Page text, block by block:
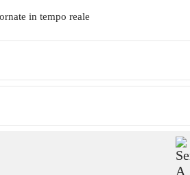
in tempo reale